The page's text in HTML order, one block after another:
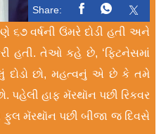
Share:
વર્ષની ઉંમરે દોડી હતી અને
હતી. તેઓ કહે છે, ‘ફિટનેસમાં
છો, મહત્વનું એ છે કે તમે
પહેલી હાફ મૅરથૉન પછી રિકવર
ફુલ મૅરથૉન પછી બીજા જ દિવસે